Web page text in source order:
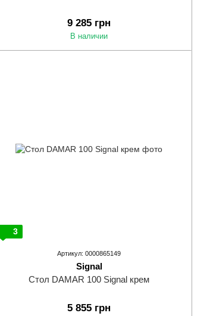
9 285 грн
В наличии
3
Артикул: 0000865149
Signal
Стол DAMAR 100 Signal крем
5 855 грн